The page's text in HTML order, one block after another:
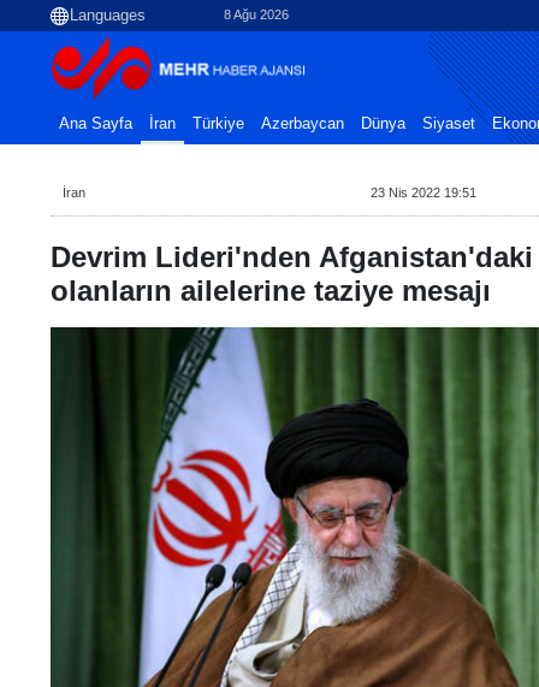
8 Ağu 2026
Ana Sayfa İran Türkiye Azerbaycan Dünya Siyaset
İran 23 Nis 2022 19:51
Devrim Lideri'nden
olanların ailelerine taziye mesajı